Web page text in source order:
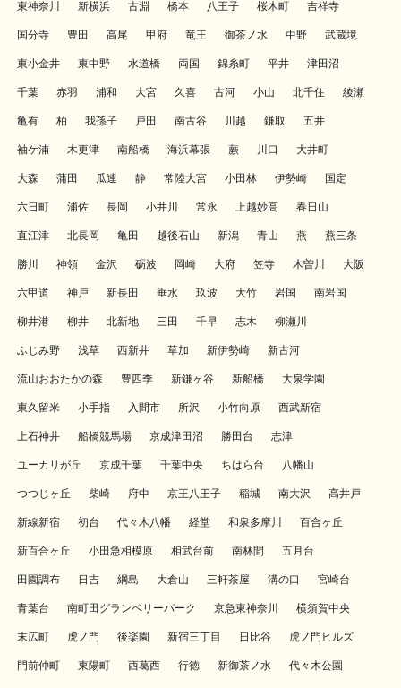
東神奈川 新横浜 古淵 橋本 八王子 桜木町 吉祥寺
国分寺 豊田 高尾 甲府 竜王 御茶ノ水 中野 武蔵境
東小金井 東中野 水道橋 両国 錦糸町 平井 津田沼
千葉 赤羽 浦和 大宮 久喜 古河 小山 北千住 綾瀬
亀有 柏 我孫子 戸田 南古谷 川越 鎌取 五井
袖ケ浦 木更津 南船橋 海浜幕張 蕨 川口 大井町
大森 蒲田 瓜連 静 常陸大宮 小田林 伊勢崎 国定
六日町 浦佐 長岡 小井川 常永 上越妙高 春日山
直江津 北長岡 亀田 越後石山 新潟 青山 燕 燕三条
勝川 神領 金沢 砺波 岡崎 大府 笠寺 木曽川 大阪
六甲道 神戸 新長田 垂水 玖波 大竹 岩国 南岩国
柳井港 柳井 北新地 三田 千早 志木 柳瀬川
ふじみ野 浅草 西新井 草加 新伊勢崎 新古河
流山おおたかの森 豊四季 新鎌ヶ谷 新船橋 大泉学園
東久留米 小手指 入間市 所沢 小竹向原 西武新宿
上石神井 船橋競馬場 京成津田沼 勝田台 志津
ユーカリが丘 京成千葉 千葉中央 ちはら台 八幡山
つつじヶ丘 柴崎 府中 京王八王子 稲城 南大沢 高井戸
新線新宿 初台 代々木八幡 経堂 和泉多摩川 百合ヶ丘
新百合ヶ丘 小田急相模原 相武台前 南林間 五月台
田園調布 日吉 綱島 大倉山 三軒茶屋 溝の口 宮崎台
青葉台 南町田グランベリーパーク 京急東神奈川 横須賀中央
末広町 虎ノ門 後楽園 新宿三丁目 日比谷 虎ノ門ヒルズ
門前仲町 東陽町 西葛西 行徳 新御茶ノ水 代々木公園